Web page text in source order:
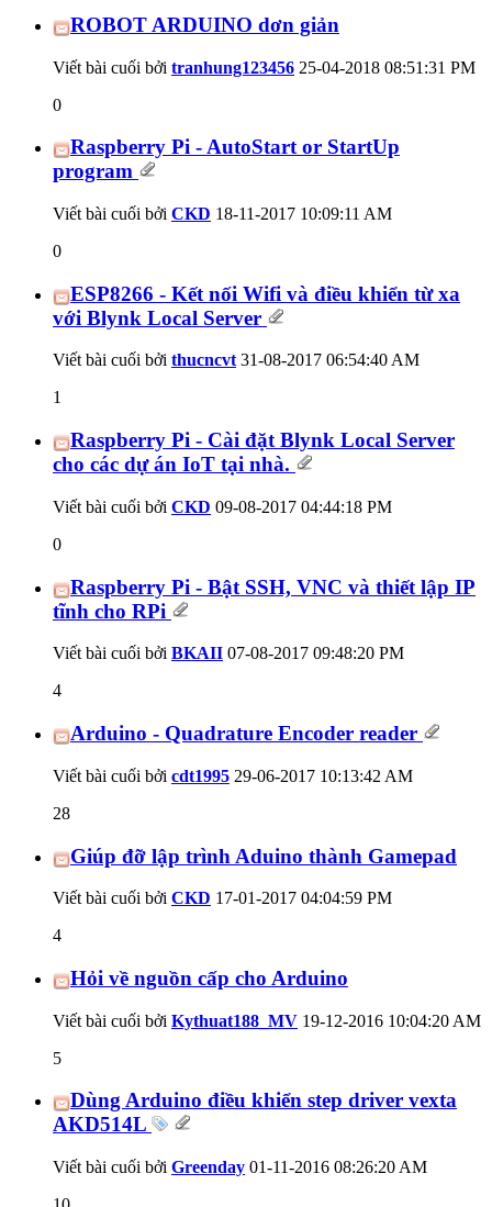
ROBOT ARDUINO dơn giản
Viết bài cuối bởi tranhung123456 25-04-2018 08:51:31 PM
0
Raspberry Pi - AutoStart or StartUp
program
Viết bài cuối bởi CKD 18-11-2017 10:09:11 AM
0
ESP8266 - Kết nối Wifi và điều khiển từ xa
với Blynk Local Server
Viết bài cuối bởi thucncvt31-08-2017 06:54:40 AM
1
Raspberry Pi - Cài đặt Blynk Local Server
cho các dự án IoT tại nhà.
Viết bài cuối bởi CKD 09-08-2017 04:44:18 PM
0
Raspberry Pi - Bật SSH, VNC và thiết lập IP
tĩnh cho RPi
Viết bài cuối bởi BKAII 07-08-2017 09:48:20 PM
4
Arduino - Quadrature Encoder reader
Viết bài cuối bởi cdt1995 29-06-2017 10:13:42 AM
28
Giúp đỡ lập trình Aduino thành Gamepad
Viết bài cuối bởi CKD 17-01-2017 04:04:59 PM
4
Hỏi về nguồn cấp cho Arduino
Viết bài cuối bởi Kythuat188_MV 19-12-2016 10:04:20 AM
5
Dùng Arduino điều khiển step driver vexta
AKD514L
Viết bài cuối bởi Greenday 01-11-2016 08:26:20 AM